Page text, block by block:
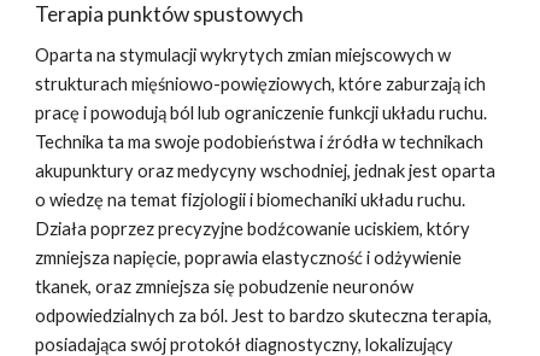
Terapia punktów spustowych
Oparta na stymulacji wykrytych zmian miejscowych w
strukturach mięśniowo-powięziowych, które zaburzają ich
pracę i powodują ból lub ograniczenie funkcji układu ruchu.
Technika ta ma swoje podobieństwa i źródła w technikach
akupunktury oraz medycyny wschodniej, jednak jest oparta
o wiedzę na temat fizjologii i biomechaniki układu ruchu.
Działa poprzez precyzyjne bodźcowanie uciskiem, który
zmniejsza napięcie, poprawia elastyczność i odżywienie
tkanek, oraz zmniejsza się pobudzenie neuronów
odpowiedzialnych za ból. Jest to bardzo skuteczna terapia,
posiadająca swój protokół diagnostyczny, lokalizujący